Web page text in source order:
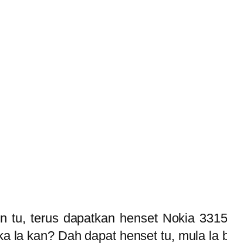
tu, terus dapatkan henset Nokia
la kan? Dah dapat henset tu, mula la